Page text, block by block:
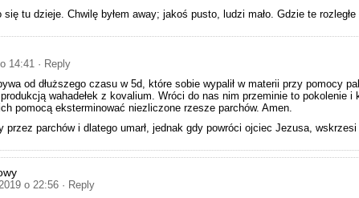
tu dzieje. Chwilę byłem away; jakoś pusto, ludzi mało. Gdzie te
14:41 · Reply
od dłuższego czasu w 5d, które sobie wypalił w materii przy pomocy
wahadełek z kovalium. Wróci do nas nim przeminie to pokolenie i
pomocą eksterminować niezliczone rzesze parchów. Amen.
przez parchów i dlatego umarł, jednak gdy powróci ojciec Jezusa,
o 22:56 · Reply